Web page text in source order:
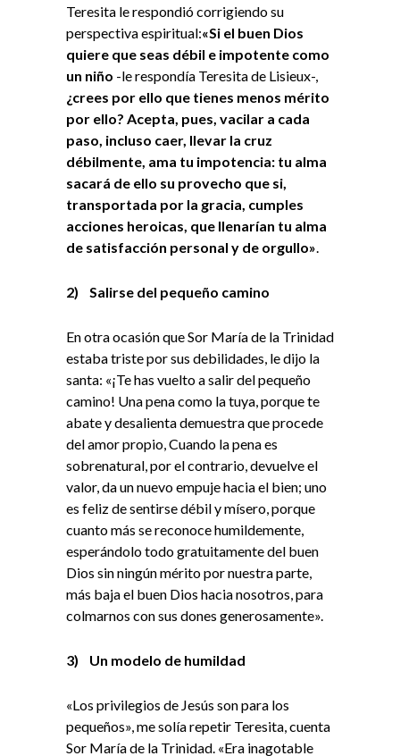
Teresita le respondió corrigiendo su
perspectiva espiritual:«Si el buen Dios
quiere que seas débil e impotente como
un niño -le respondía Teresita de Lisieux-,
¿crees por ello que tienes menos mérito
por ello? Acepta, pues, vacilar a cada
paso, incluso caer, llevar la cruz
débilmente, ama tu impotencia: tu alma
sacará de ello su provecho que si,
transportada por la gracia, cumples
acciones heroicas, que llenarían tu alma
de satisfacción personal y de orgullo».
2) Salirse del pequeño camino
En otra ocasión que Sor María de la Trinidad
estaba triste por sus debilidades, le dijo la
santa: «¡Te has vuelto a salir del pequeño
camino! Una pena como la tuya, porque te
abate y desalienta demuestra que procede
del amor propio, Cuando la pena es
sobrenatural, por el contrario, devuelve el
valor, da un nuevo empuje hacia el bien; uno
es feliz de sentirse débil y mísero, porque
cuanto más se reconoce humildemente,
esperándolo todo gratuitamente del buen
Dios sin ningún mérito por nuestra parte,
más baja el buen Dios hacia nosotros, para
colmarnos con sus dones generosamente».
3) Un modelo de humildad
«Los privilegios de Jesús son para los
pequeños», me solía repetir Teresita, cuenta
Sor María de la Trinidad. «Era inagotable